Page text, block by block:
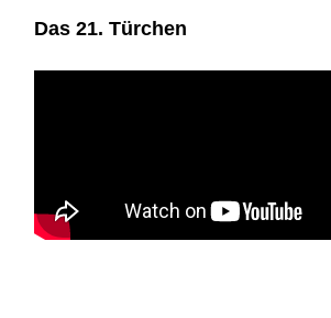
Das 21. Türchen